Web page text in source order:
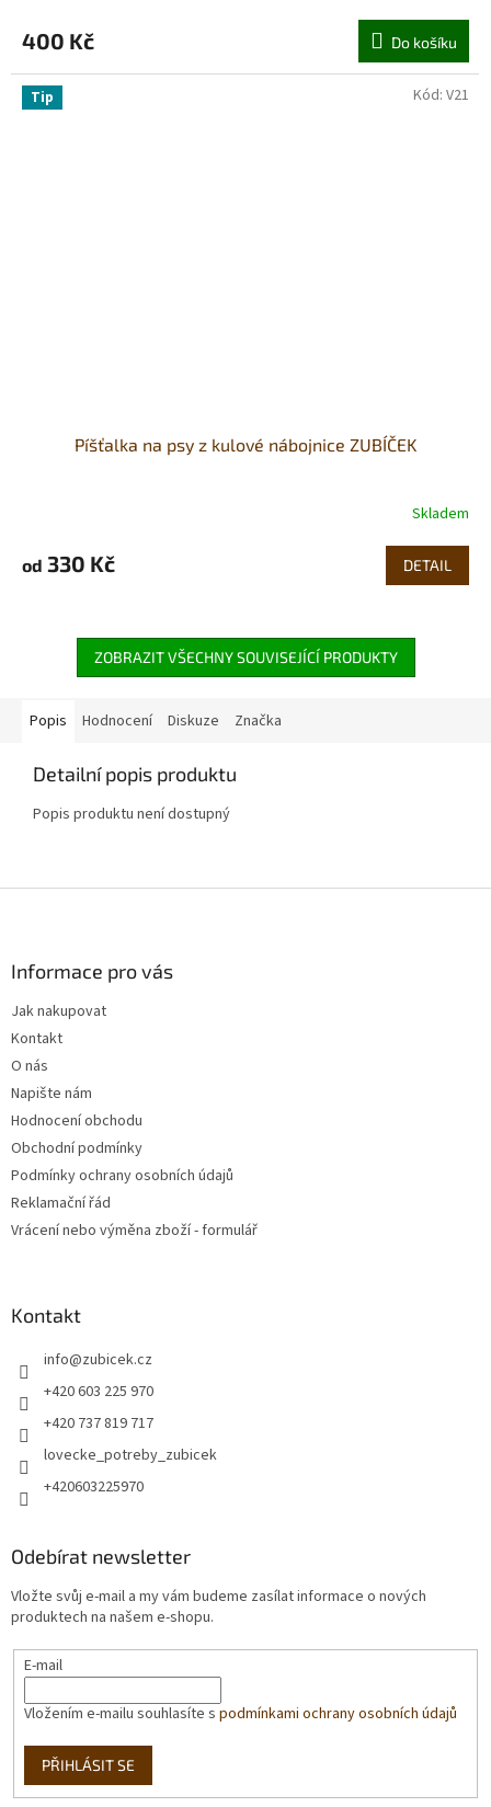
400 Kč Do košíku
Tip
Píšťalka na psy z kulové nábojnice ZUBÍČEK
Skladem
od 330 Kč DETAIL
Kód: V21
ZOBRAZIT VŠECHNY SOUVISEJÍCÍ PRODUKTY
Popis Hodnocení Diskuze Značka
Detailní popis produktu
Popis produktu není dostupný
Informace pro vás
Jak nakupovat
Kontakt
O nás
Napište nám
Hodnocení obchodu
Obchodní podmínky
Podmínky ochrany osobních údajů
Reklamační řád
Vrácení nebo výměna zboží - formulář
Kontakt
info@zubicek.cz
+420 603 225 970
+420 737 819 717
lovecke_potreby_zubicek
+420603225970
Odebírat newsletter
Vložte svůj e-mail a my vám budeme zasílat informace o nových
produktech na našem e-shopu.
E-mail
Vložením e-mailu souhlasíte s podmínkami ochrany osobních údajů
PŘIHLÁSIT SE